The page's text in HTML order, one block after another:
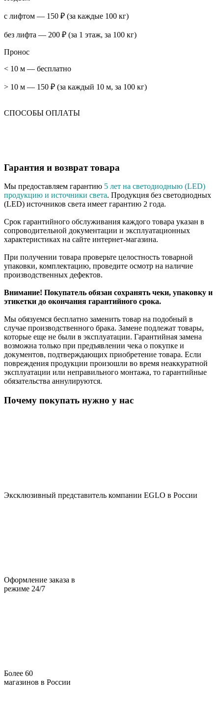
с лифтом — 150 ₽ (за каждые 100 кг)
без лифта — 200 ₽ (за 1 этаж, за 100 кг)
Пронос
< 10 м — бесплатно
> 10 м — 150 ₽ (за каждый 10 м, за 100 кг)
СПОСОБЫ ОПЛАТЫ
Гарантия и возврат товара
Мы предоставляем гарантию 5 лет на светодиодныю (LED)
продукцию и источники света. Продукция без светодиодных
(LED) источников света имеет гарантию 2 года.
Срок гарантийного обслуживания каждого товара указан в
сопроводительной документации и эксплуатационных
характеристиках на сайте интернет-магазина.
При получении товара проверьте целостность товарной
упаковки, комплектацию, проведите осмотр на наличие
производственных дефектов.
Внимание! Покупатель обязан сохранять чеки, упаковку и
этикетки до окончания гарантийного срока.
Мы обязуемся бесплатно заменить товар на подобный в
случае производственного брака. Замене подлежат товары,
которые еще не были в эксплуатации. Гарантийная замена
возможна только при предъявлении чека о покупке и
документов, подтверждающих приобретение товара. Если
повреждения продукции произошли во время неаккуратной
эксплуатации или неправильного монтажа, то гарантийные
обязательства аннулируются.
Почему покупать нужно у нас
Эксклюзивный представитель компании EGLO в России
Оформление заказа в
режиме 24/7
Более 60
магазинов в России